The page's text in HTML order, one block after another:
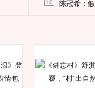
10 陈冠希：